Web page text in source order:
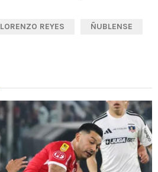
LORENZO REYES ÑUBLENSE